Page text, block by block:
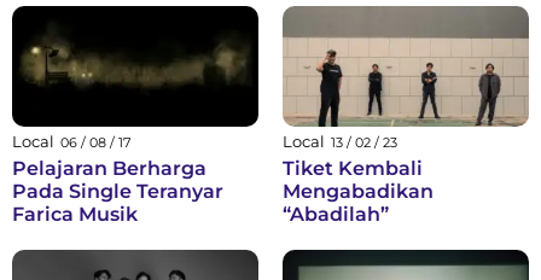
bertajuk A Man’s Relationship
with His Fragile Area yang
dirilis akhir Desember 2015 lalu
oleh MoonJune Records di
New York, Amerika Serikat.
diajak oleh...
Local 06 / 08 / 17
Pelajaran Berharga
Pada Single Teranyar
Farica Musik
Local 13 / 02 / 23
Tiket Kembali
Mengabadikan
“Abadilah”